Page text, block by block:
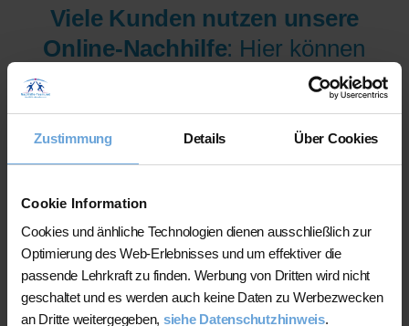
Zustimmung Details Über Cookies
Cookie Information
Cookies und änhliche Technologien dienen ausschließlich zur
Optimierung des Web-Erlebnisses und um effektiver die
passende Lehrkraft zu finden. Werbung von Dritten wird nicht
geschaltet und es werden auch keine Daten zu Werbezwecken
an Dritte weitergegeben, siehe Datenschutzhinweis.
Viele Kunden nutzen unsere
Online-Nachhilfe: Hier können
wir Ihnen aus mehr als 300
Lehrer/innen pro Fach und
Niveau die am besten
qualifizierten Lehrer/innen sofort
zur Verfügung stellen.
Jetzt verfügbare Lehrer/innen
für Online-Nachhilfe anzeigen